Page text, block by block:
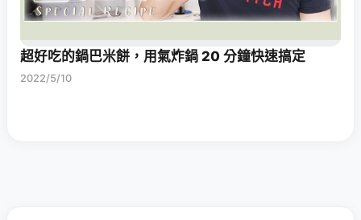
超好吃的鍋巴米餅，用氣炸鍋 20 分鐘快速搞定
2022/5/10